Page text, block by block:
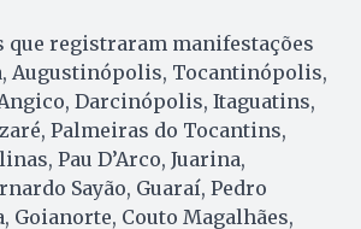
que registraram manifestações
Augustinópolis, Tocantinópolis,
Darcinópolis, Itaguatins,
Palmeiras do Tocantins,
Pau D’Arco, Juarina,
Sayão, Guaraí, Pedro
Goianorte, Couto Magalhães,